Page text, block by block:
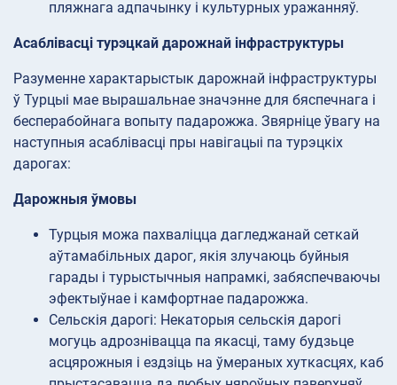
пляжнага адпачынку і культурных уражанняў.
Асаблівасці турэцкай дарожнай інфраструктуры
Разуменне характарыстык дарожнай інфраструктуры
ў Турцыі мае вырашальнае значэнне для бяспечнага і
бесперабойнага вопыту падарожжа. Звярніце ўвагу на
наступныя асаблівасці пры навігацыі па турэцкіх
дарогах:
Дарожныя ўмовы
Турцыя можа пахваліцца дагледжанай сеткай
аўтамабільных дарог, якія злучаюць буйныя
гарады і турыстычныя напрамкі, забяспечваючы
эфектыўнае і камфортнае падарожжа.
Сельскія дарогі: Некаторыя сельскія дарогі
могуць адрознівацца па якасці, таму будзьце
асцярожныя і ездзіць на ўмераных хуткасцях, каб